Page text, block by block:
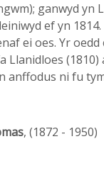
ganwyd yn
ef yn
ei oes. Yr
Llanidloes
anffodus ni fu
, (1872 - 1950)